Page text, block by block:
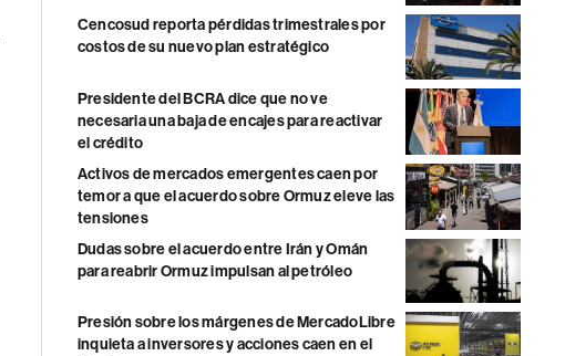
Cencosud reporta pérdidas trimestrales por
costos de su nuevo plan estratégico
Presidente del BCRA dice que no ve
necesaria una baja de encajes para reactivar
el crédito
Activos de mercados emergentes caen por
temor a que el acuerdo sobre Ormuz eleve las
tensiones
Dudas sobre el acuerdo entre Irán y Omán
para reabrir Ormuz impulsan al petróleo
Presión sobre los márgenes de MercadoLibre
inquieta a inversores y acciones caen en el